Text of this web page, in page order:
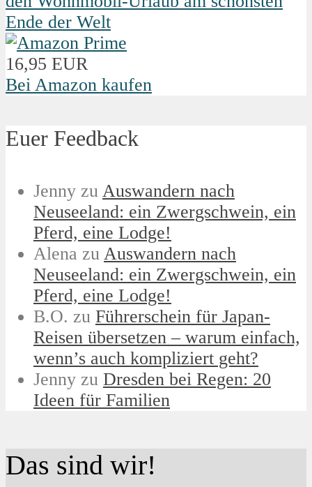
Ende der Welt
16,95 EUR
Bei Amazon kaufen
Euer Feedback
Jenny zu Auswandern nach
Neuseeland: ein Zwergschwein, ein
Pferd, eine Lodge!
Alena zu Auswandern nach
Neuseeland: ein Zwergschwein, ein
Pferd, eine Lodge!
B.O. zu Führerschein für Japan-
Reisen übersetzen – warum einfach,
wenn’s auch kompliziert geht?
Jenny zu Dresden bei Regen: 20
Ideen für Familien
Das sind wir!